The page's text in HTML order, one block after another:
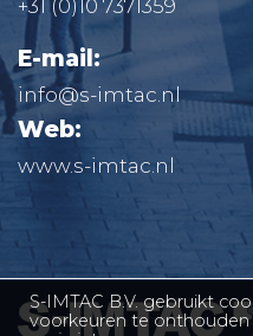
+31 (0)10 7371359
E-mail:
info@s-imtac.nl
Web:
www.s-imtac.nl
S-IMTAC B.V. gebruikt
voorkeuren te